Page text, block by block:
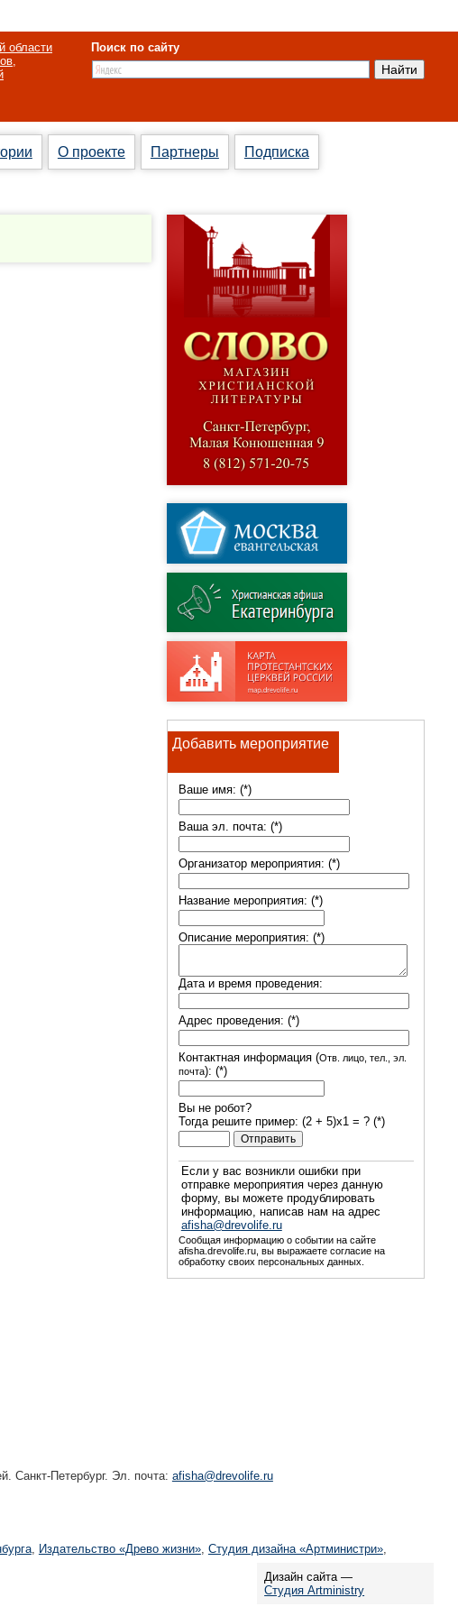
области
Поиск по сайту
О проекте Партнеры Подписка
Добавить мероприятие
Ваше имя: (*)
Ваша эл. почта: (*)
Организатор мероприятия: (*)
Название мероприятия: (*)
Описание мероприятия: (*)
Дата и время проведения:
Адрес проведения: (*)
Контактная информация (Отв. лицо, тел., эл.
почта): (*)
Вы не робот?
Тогда решите пример: (2 + 5)х1 = ? (*)
Если у вас возникли ошибки при
отправке мероприятия через данную
форму, вы можете продублировать
информацию, написав нам на адрес
afisha@drevolife.ru
Сообщая информацию о событии на сайте
afisha.drevolife.ru, вы выражаете согласие на
обработку своих персональных данных.
Санкт-Петербург. Эл. почта: afisha@drevolife.ru
, Издательство «Древо жизни», Студия дизайна «Артминистри»,
Дизайн сайта —
Студия Artministry